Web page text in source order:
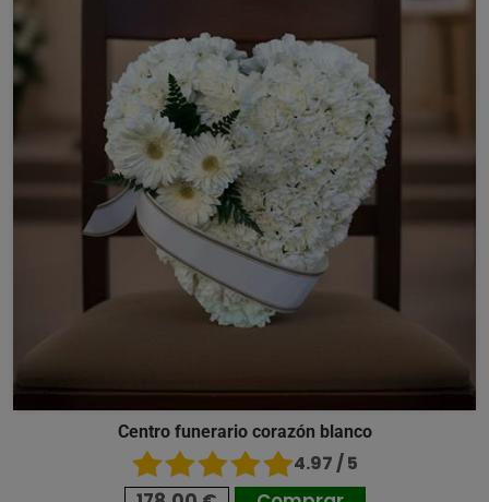
Centro funerario corazón blanco
4.97 / 5